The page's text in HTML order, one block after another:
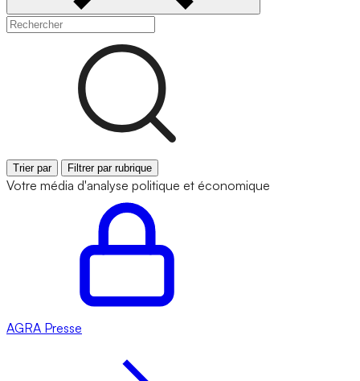
Trier par Filtrer par rubrique
Votre média d'analyse politique et économique
AGRA Presse